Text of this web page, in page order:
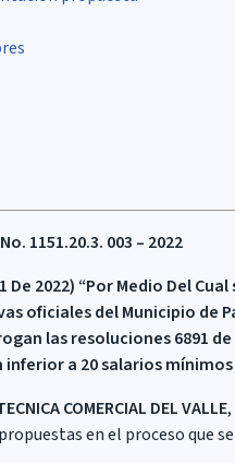
1151.20.3. 003 – 2022
De 2022) “Por Medio Del
oficiales del Municipio de
las resoluciones 6891
a 20 salarios mínimos
COMERCIAL DEL VALLE
en el proceso que